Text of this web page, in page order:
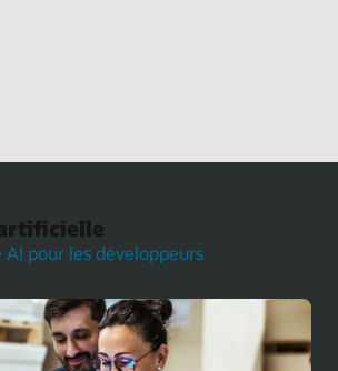
pour les développeurs